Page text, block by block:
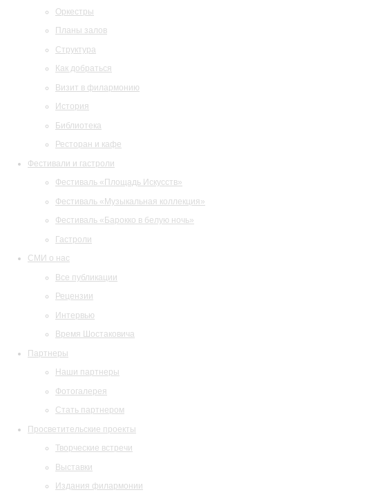
Оркестры
Планы залов
Структура
Как добраться
Визит в филармонию
История
Библиотека
Ресторан и кафе
Фестивали и гастроли
Фестиваль «Площадь Искусств»
Фестиваль «Музыкальная коллекция»
Фестиваль «Барокко в белую ночь»
Гастроли
СМИ о нас
Все публикации
Рецензии
Интервью
Время Шостаковича
Партнеры
Наши партнеры
Фотогалерея
Стать партнером
Просветительские проекты
Творческие встречи
Выставки
Издания филармонии